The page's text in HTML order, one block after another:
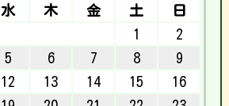
水 木 金 土
日
1
2
5 6 7 8
9
12 13 14 15
16